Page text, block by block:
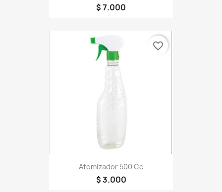
$ 7.000
Atomizador 500 Cc
$ 3.000
favorite_border